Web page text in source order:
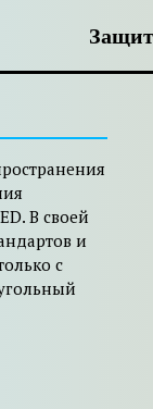
В своей
и
с